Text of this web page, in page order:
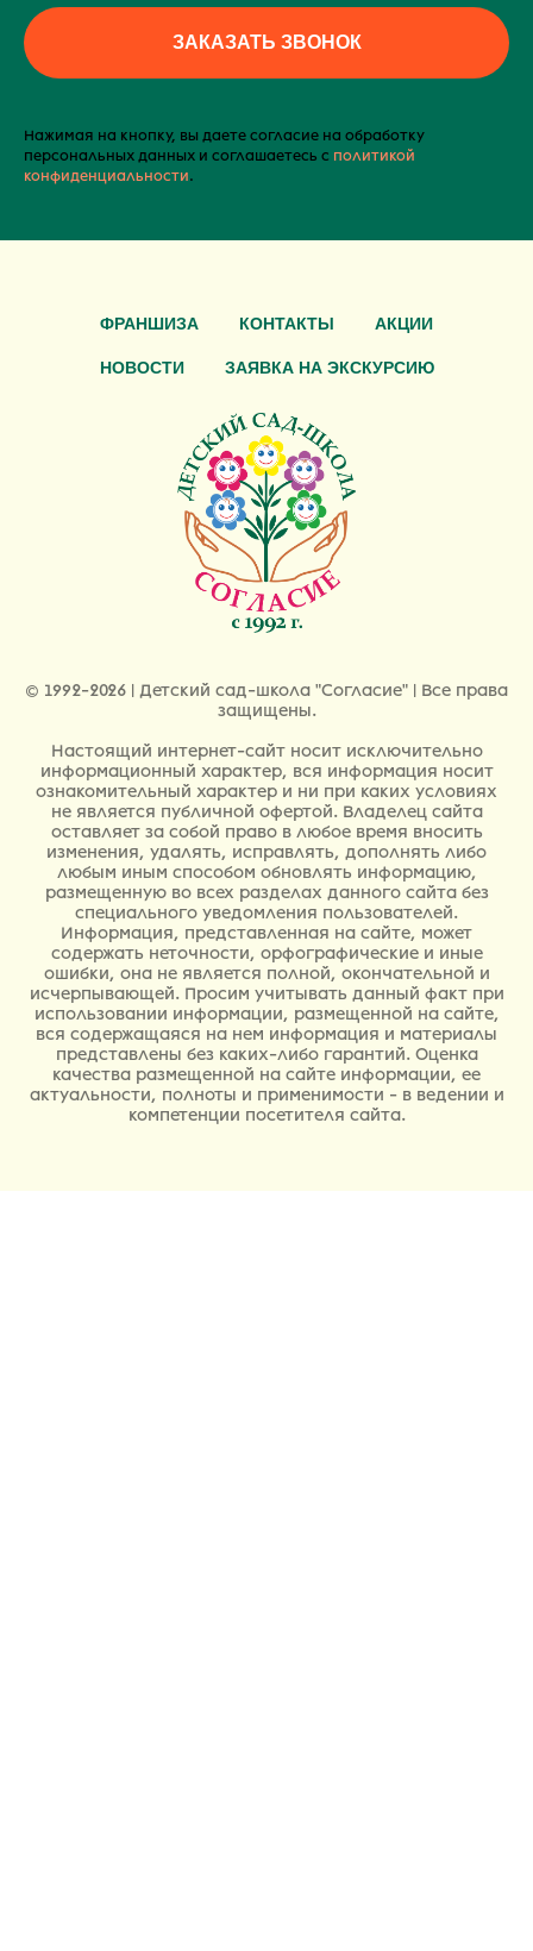
ЗАКАЗАТЬ ЗВОНОК
Нажимая на кнопку, вы даете согласие на обработку
персональных данных и соглашаетесь c политикой
конфиденциальности.
ФРАНШИЗА КОНТАКТЫ АКЦИИ
НОВОСТИ ЗАЯВКА НА ЭКСКУРСИЮ
© 1992-2026 | Детский сад-школа "Согласие" | Все права
защищены.
Настоящий интернет-сайт носит исключительно
информационный характер, вся информация носит
ознакомительный характер и ни при каких условиях
не является публичной офертой. Владелец сайта
оставляет за собой право в любое время вносить
изменения, удалять, исправлять, дополнять либо
любым иным способом обновлять информацию,
размещенную во всех разделах данного сайта без
специального уведомления пользователей.
Информация, представленная на сайте, может
содержать неточности, орфографические и иные
ошибки, она не является полной, окончательной и
исчерпывающей. Просим учитывать данный факт при
использовании информации, размещенной на сайте,
вся содержащаяся на нем информация и материалы
представлены без каких-либо гарантий. Оценка
качества размещенной на сайте информации, ее
актуальности, полноты и применимости - в ведении и
компетенции посетителя сайта.